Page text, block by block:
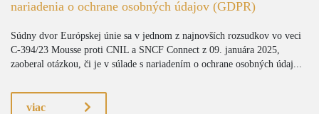
nariadenia o ochrane osobných údajov (GDPR)
Súdny dvor Európskej únie sa v jednom z najnovších rozsudkov vo veci
C-394/23 Mousse proti CNIL a SNCF Connect z 09. januára 2025,
zaoberal otázkou, či je v súlade s nariadením o ochrane osobných údaj...
viac